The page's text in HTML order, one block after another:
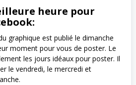
heure pour
graphique est publié le dimanche
moment pour vous de poster. Le
les jours idéaux pour poster. Il
le vendredi, le mercredi et